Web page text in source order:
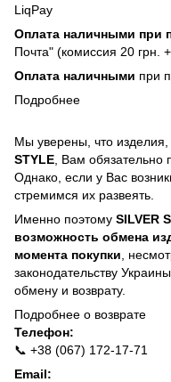
LiqPay
Оплата наличными при
Почта" (комиссия 20 грн.
Оплата наличными при
Подробнее
Мы уверены, что
STYLE , Вам обязательно
Однако, если у Вас
стремимся их развеять.
Именно поэтому SILVER
возможность обмена
момента покупки ,
законодательству
обмену и возврату.
Подробнее о возврате
Телефон:
📞 +38 (067) 172-17-71
Email: